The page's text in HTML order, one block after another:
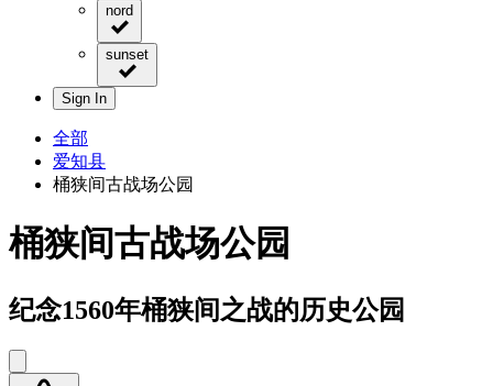
nord
sunset
Sign In
全部
爱知县
桶狭间古战场公园
桶狭间古战场公园
纪念1560年桶狭间之战的历史公园